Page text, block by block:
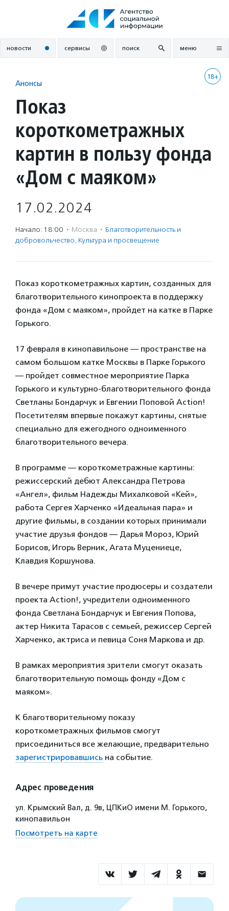
новости сервисы поиск меню
18+
Анонсы
Показ
короткометражных
картин в пользу фонда
«Дом с маяком»
17.02.2024
Начало: 18:00 · Москва · Благотвори­тель­ность и
доброволь­чест­во, Культура и просвещение
Показ короткометражных картин, созданных для
благотворительного кинопроекта в поддержку
фонда «Дом с маяком», пройдет на катке в Парке
Горького.
17 февраля в кинопавильоне — пространстве на
самом большом катке Москвы в Парке Горького
— пройдет совместное мероприятие Парка
Горького и культурно-благотворительного фонда
Светланы Бондарчук и Евгении Поповой Action!
Посетителям впервые покажут картины, снятые
специально для ежегодного одноименного
благотворительного вечера.
В программе — короткометражные картины:
режиссерский дебют Александра Петрова
«Ангел», фильм Надежды Михалковой «Кей»,
работа Сергея Харченко «Идеальная пара» и
другие фильмы, в создании которых принимали
участие друзья фондов — Дарья Мороз, Юрий
Борисов, Игорь Верник, Агата Муцениеце,
Клавдия Коршунова.
В вечере примут участие продюсеры и создатели
проекта Action!, учредители одноименного
фонда Светлана Бондарчук и Евгения Попова,
актер Никита Тарасов с семьей, режиссер Сергей
Харченко, актриса и певица Соня Маркова и др.
В рамках мероприятия зрители смогут оказать
благотворительную помощь фонду «Дом с
маяком».
К благотворительному показу
короткометражных фильмов смогут
присоединиться все желающие, предварительно
зарегистрировавшись на событие.
Адрес проведения
ул. Крымский Вал, д. 9в, ЦПКиО имени М. Горького,
кинопавильон
Посмотреть на карте